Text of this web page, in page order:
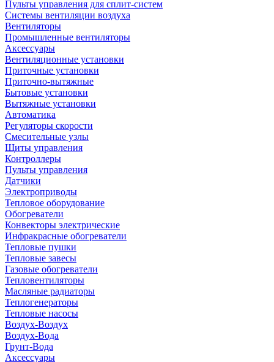
Пульты управления для сплит-систем
Системы вентиляции воздуха
Вентиляторы
Промышленные вентиляторы
Аксессуары
Вентиляционные установки
Приточные установки
Приточно-вытяжные
Бытовые установки
Вытяжные установки
Автоматика
Регуляторы скорости
Смесительные узлы
Щиты управления
Контроллеры
Пульты управления
Датчики
Электроприводы
Тепловое оборудование
Обогреватели
Конвекторы электрические
Инфракрасные обогреватели
Тепловые пушки
Тепловые завесы
Газовые обогреватели
Тепловентиляторы
Масляные радиаторы
Теплогенераторы
Тепловые насосы
Воздух-Воздух
Воздух-Вода
Грунт-Вода
Аксессуары